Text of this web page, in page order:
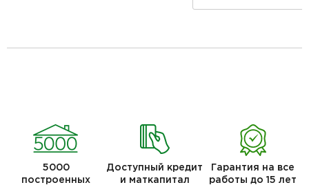
5000
построенных
Доступный кредит
и маткапитал
Гарантия на все
работы до 15 лет